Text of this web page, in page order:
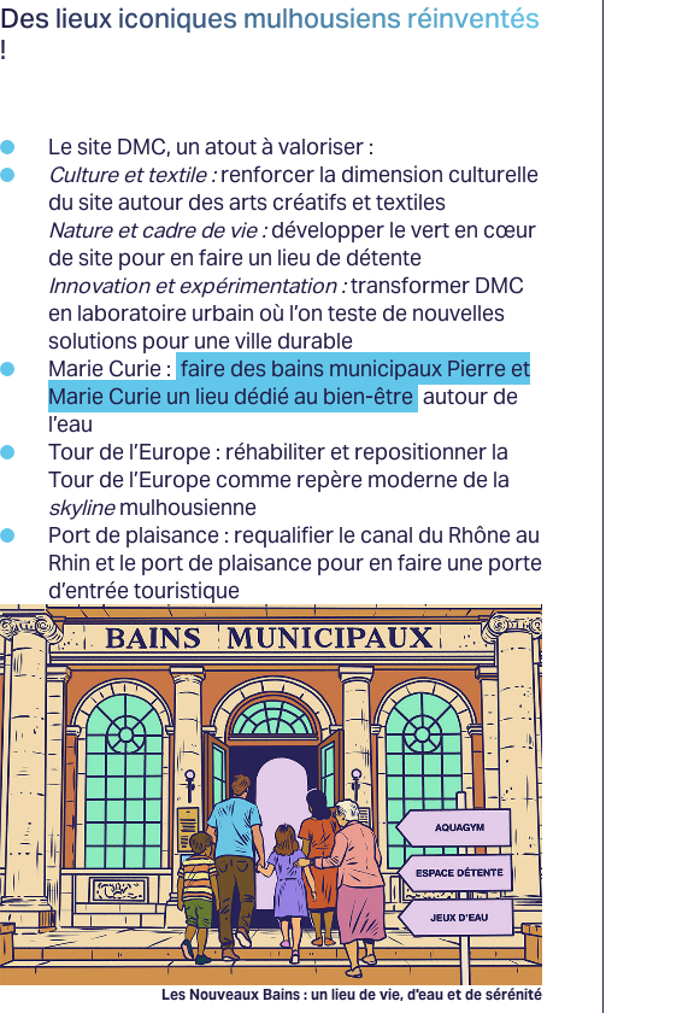
Des lieux iconiques mulhousiens réinventés
!
Le site DMC, un atout à valoriser :
Culture et textile :renforcer la dimension culturelle
du site autour des arts créatifs et textiles
Nature et cadre de vie :développer le vert en cœur
de site pour en faire un lieu de détente
Innovation et expérimentation :transformer DMC
en laboratoire urbain où l’on teste de nouvelles
solutions pour une ville durable
Marie Curie : faire des bains municipaux Pierre et
Marie Curie un lieu dédié au bien-être autour de
l’eau
Tour de l’Europe : réhabiliter et repositionner la
Tour de l’Europe comme repère moderne de la
skylinemulhousienne
Port de plaisance : requalifier le canal du Rhône au
Rhin et le port de plaisance pour en faire une porte
d’entrée touristique
Les Nouveaux Bains : un lieu de vie, d'eau et de sérénité